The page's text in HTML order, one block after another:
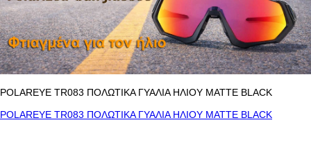
POLAREYE TR083 ΠΟΛΩΤΙΚΑ ΓΥΑΛΙΑ ΗΛΙΟΥ MATTE BLACK
POLAREYE TR083 ΠΟΛΩΤΙΚΑ ΓΥΑΛΙΑ ΗΛΙΟΥ MATTE BLACK